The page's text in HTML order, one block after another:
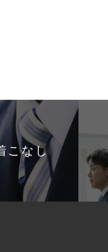
こなし